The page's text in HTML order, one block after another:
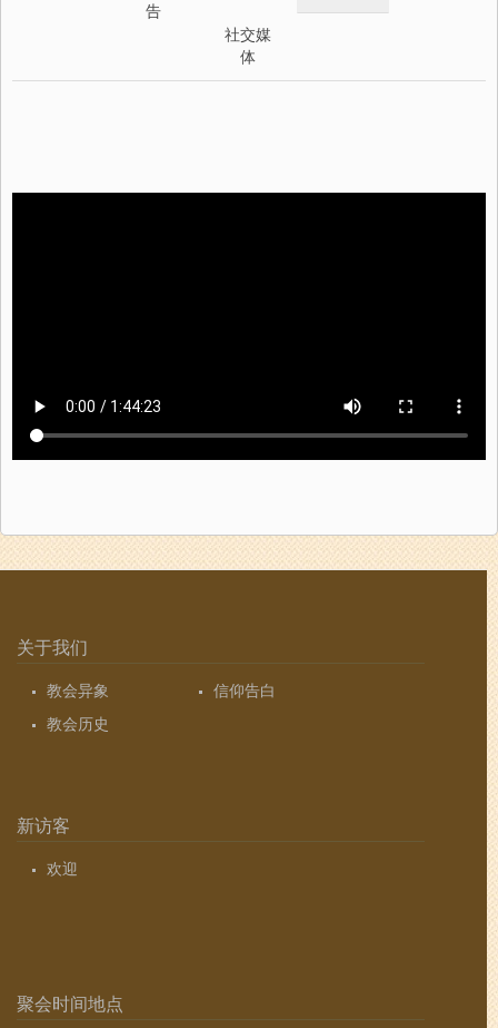
告
社交媒
体
关于我们
教会异象
信仰告白
教会历史
新访客
欢迎
聚会时间地点